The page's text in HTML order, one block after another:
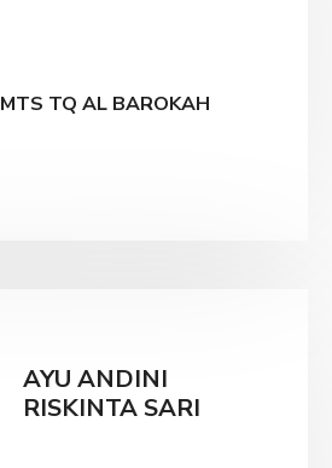
MTS TQ AL BAROKAH
AYU ANDINI
RISKINTA SARI